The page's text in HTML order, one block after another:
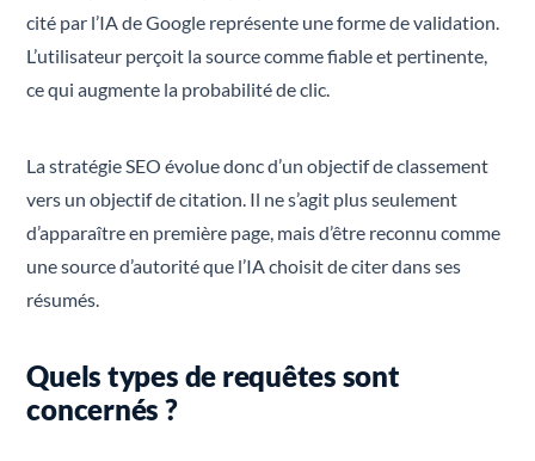
cité par l’IA de Google représente une forme de validation.
L’utilisateur perçoit la source comme fiable et pertinente,
ce qui augmente la probabilité de clic.
La stratégie SEO évolue donc d’un objectif de classement
vers un objectif de citation. Il ne s’agit plus seulement
d’apparaître en première page, mais d’être reconnu comme
une source d’autorité que l’IA choisit de citer dans ses
résumés.
Quels types de requêtes sont
concernés ?